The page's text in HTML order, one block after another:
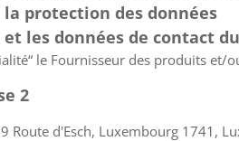
la protection des données
les données de contact du
le Fournisseur des produits et/
2
Route d'Esch, Luxembourg 1741,